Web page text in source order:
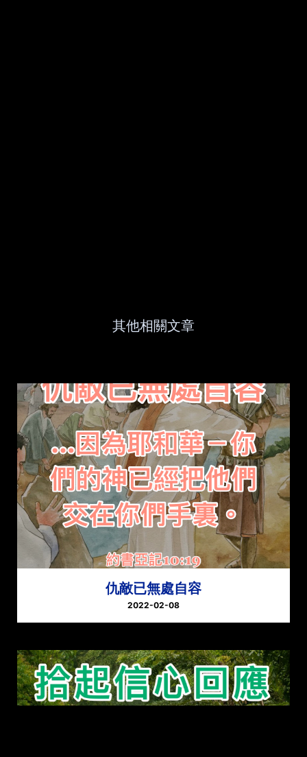
其他相關文章
仇敵已無處自容
2022-02-08